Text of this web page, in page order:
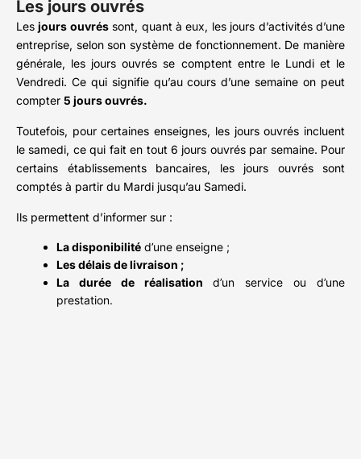
Les jours ouvrés
Lesjours ouvréssont, quant à eux, les jours d’activités d’une
entreprise, selon son système de fonctionnement. De manière
générale, les jours ouvrés se comptent entre le Lundi et le
Vendredi. Ce qui signifie qu’au cours d’une semaine on peut
compter 5 jours ouvrés.
Toutefois, pour certaines enseignes, les jours ouvrés incluent
le samedi, ce qui fait en tout 6 jours ouvrés par semaine. Pour
certains établissements bancaires, les jours ouvrés sont
comptés à partir du Mardi jusqu’au Samedi.
Ils permettent d’informer sur :
La disponibilité d’une enseigne ;
Les délais de livraison ;
La durée de réalisation d’un service ou d’une
prestation.